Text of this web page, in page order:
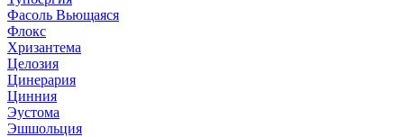
Фасоль Вьющаяся
Флокс
Хризантема
Целозия
Цинерария
Цинния
Эустома
Эшшольция